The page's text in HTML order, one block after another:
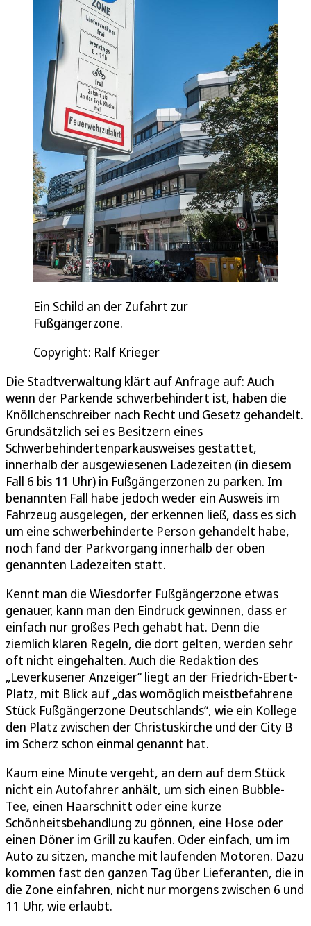
Ein Schild an der Zufahrt zur
Fußgängerzone.
Copyright: Ralf Krieger
Die Stadtverwaltung klärt auf Anfrage auf: Auch
wenn der Parkende schwerbehindert ist, haben die
Knöllchenschreiber nach Recht und Gesetz gehandelt.
Grundsätzlich sei es Besitzern eines
Schwerbehindertenparkausweises gestattet,
innerhalb der ausgewiesenen Ladezeiten (in diesem
Fall 6 bis 11 Uhr) in Fußgängerzonen zu parken. Im
benannten Fall habe jedoch weder ein Ausweis im
Fahrzeug ausgelegen, der erkennen ließ, dass es sich
um eine schwerbehinderte Person gehandelt habe,
noch fand der Parkvorgang innerhalb der oben
genannten Ladezeiten statt.
Kennt man die Wiesdorfer Fußgängerzone etwas
genauer, kann man den Eindruck gewinnen, dass er
einfach nur großes Pech gehabt hat. Denn die
ziemlich klaren Regeln, die dort gelten, werden sehr
oft nicht eingehalten. Auch die Redaktion des
„Leverkusener Anzeiger“ liegt an der Friedrich-Ebert-
Platz, mit Blick auf „das womöglich meistbefahrene
Stück Fußgängerzone Deutschlands“, wie ein Kollege
den Platz zwischen der Christuskirche und der City B
im Scherz schon einmal genannt hat.
Kaum eine Minute vergeht, an dem auf dem Stück
nicht ein Autofahrer anhält, um sich einen Bubble-
Tee, einen Haarschnitt oder eine kurze
Schönheitsbehandlung zu gönnen, eine Hose oder
einen Döner im Grill zu kaufen. Oder einfach, um im
Auto zu sitzen, manche mit laufenden Motoren. Dazu
kommen fast den ganzen Tag über Lieferanten, die in
die Zone einfahren, nicht nur morgens zwischen 6 und
11 Uhr, wie erlaubt.